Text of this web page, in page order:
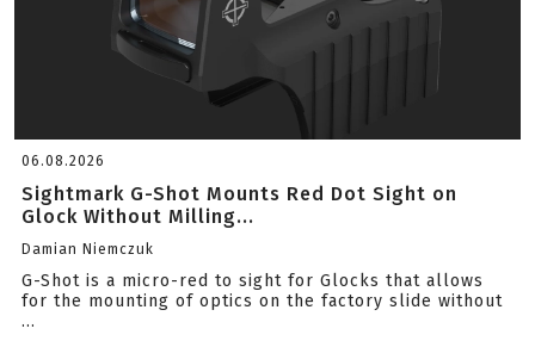
06.08.2026
Sightmark G-Shot Mounts Red Dot Sight on
Glock Without Milling...
Damian Niemczuk
G-Shot is a micro-red to sight for Glocks that allows
for the mounting of optics on the factory slide without
...